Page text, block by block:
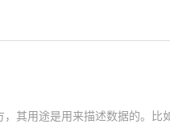
用途是用来描述数据的。比